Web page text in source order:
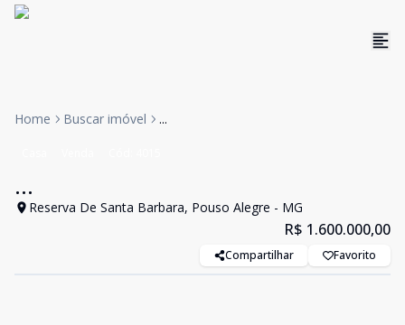
Home Buscar imóvel ...
...
Reserva De Santa Barbara, Pouso Alegre - MG
R$ 1.600.000,00
Compartilhar Favorito